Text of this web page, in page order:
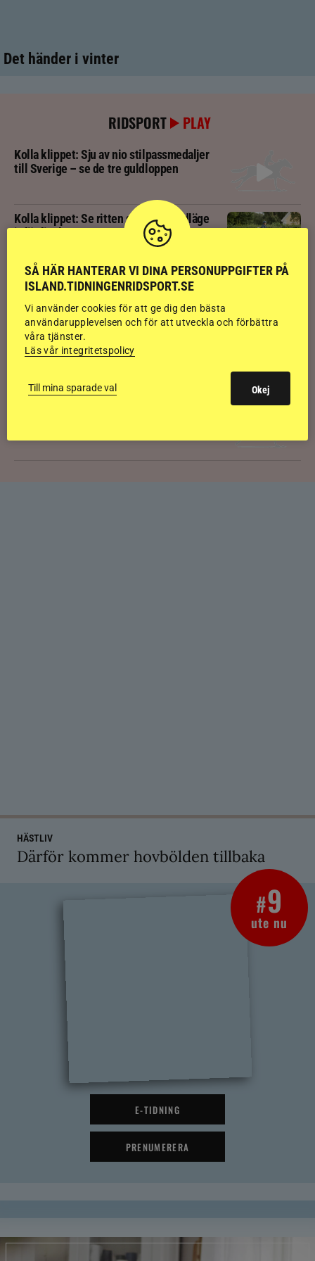
Det händer i vinter
RIDSPORT PLAY
Kolla klippet: Sju av nio stilpassmedaljer
till Sverige – se de tre guldloppen
Kolla klippet: Se ritten som gav guldläge
inför finalen
Kolla klippet: Svenskägda hingsten bäst
Kolla klippet: Gljátoppur-dotterns
historiska bedömning
HÄSTLIV
Därför kommer hovbölden tillbaka
#9
ute nu
E-TIDNING
PRENUMERERA
SÅ HÄR HANTERAR VI DINA PERSONUPPGIFTER PÅ
ISLAND.TIDNINGENRIDSPORT.SE
Vi använder cookies för att ge dig den bästa
användarupplevelsen och för att utveckla och förbättra
våra tjänster.
Läs vår integritetspolicy
Till mina sparade val Okej